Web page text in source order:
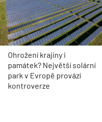
Ohrožení krajiny i
památek? Největší solární
park v Evropě provází
kontroverze